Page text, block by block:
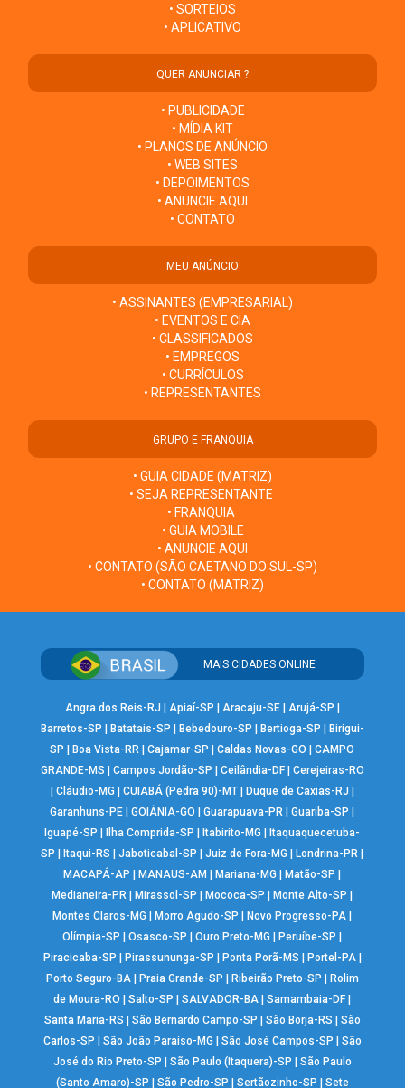
• SORTEIOS
• APLICATIVO
QUER ANUNCIAR ?
• PUBLICIDADE
• MÍDIA KIT
• PLANOS DE ANÚNCIO
• WEB SITES
• DEPOIMENTOS
• ANUNCIE AQUI
• CONTATO
MEU ANÚNCIO
• ASSINANTES (EMPRESARIAL)
• EVENTOS E CIA
• CLASSIFICADOS
• EMPREGOS
• CURRÍCULOS
• REPRESENTANTES
GRUPO E FRANQUIA
• GUIA CIDADE (MATRIZ)
• SEJA REPRESENTANTE
• FRANQUIA
• GUIA MOBILE
• ANUNCIE AQUI
• CONTATO (SÃO CAETANO DO SUL-SP)
• CONTATO (MATRIZ)
MAIS CIDADES ONLINE
Angra dos Reis-RJ Apiaí-SP Aracaju-SE| Arujá-SP
Barretos-SP
Batatais-SP Bebedouro-SP Bertioga-SP
Birigui-
SP
Boa Vista-RR |Cajamar-SP |Caldas Novas-GO |CAMPO
GRANDE-MS
Campos Jordão-SP Ceilândia-DF| Cerejeiras-RO
Cláudio-MG CUIABÁ (Pedra 90)-MT| Duque de Caxias-RJ
Garanhuns-PE |GOIÂNIA-GO |Guarapuava-PR |Guariba-SP
Iguapé-SP
Ilha Comprida-SP Itabirito-MG
Itaquaquecetuba-
SP
Itaqui-RS |Jaboticabal-SP |Juiz de Fora-MG Londrina-PR
MACAPÁ-AP
MANAUS-AM Mariana-MG Matão-SP
Medianeira-PR
Mirassol-SP Mococa-SP Monte Alto-SP
Montes Claros-MG
Morro Agudo-SP Novo Progresso-PA
Olímpia-SP
|Osasco-SP |Ouro Preto-MG Peruíbe-SP
Piracicaba-SP
Pirassununga-SP Ponta Porã-MS Portel-PA|
Porto Seguro-BA| Praia Grande-SP Ribeirão Preto-SP
Rolim
de Moura-RO
|Salto-SP |SALVADOR-BA |Samambaia-DF
Santa Maria-RS
São Bernardo Campo-SP São Borja-RS
São
Carlos-SP
São João Paraíso-MG São José Campos-SP
São
José do Rio Preto-SP
São Paulo (Itaquera)-SP
São Paulo
(Santo Amaro)-SP
São Pedro-SP Sertãozinho-SP Sete